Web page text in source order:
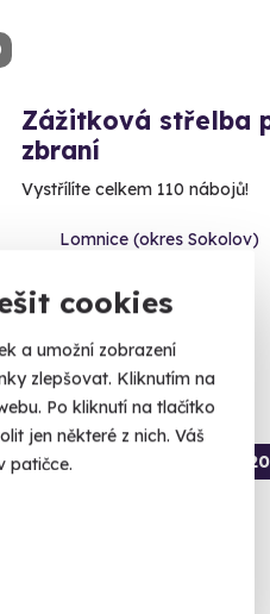
cookies
a umožní zobrazení
zlepšovat. Kliknutím na
Po kliknutí na tlačítko
jen některé z nich. Váš
patičce.
Zážitková střelba
zbraní
Vystřílíte celkem 110 nábojů!
Lomnice (okres Sokolov)
3 999 Kč
Volný termín už 14. 08.